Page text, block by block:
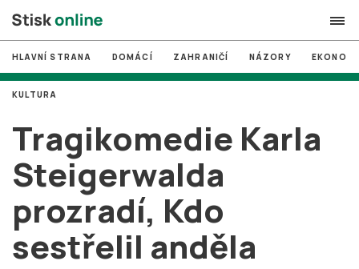
search
# MUNI
# Brno
# volby
login PŘIHLÁSIT SE
Zapomněli jste heslo?
HLAVNÍ STRANA DOMÁCÍ ZAHRANIČÍ NÁZORY
Tragikomedie Karla
Steigerwalda
prozradí, Kdo
sestřelil anděla
KULTURA